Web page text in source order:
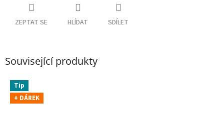
ZEPTAT SE HLÍDAT SDÍLET
Související produkty
Tip
+ DÁREK